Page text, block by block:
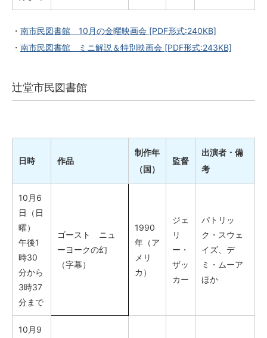
・ 南市民図書館 10月の金曜映画会 [PDF形式:240KB]
・ 南市民図書館 ミニ解説＆特別映画会 [PDF形式:243KB]
辻堂市民図書館
日時 作品
制作年
（国）
監督
出演者・備
考
10月6
日（日
曜）
午後1
時30
分から
3時37
分まで
ゴースト ニュ
ーヨークの幻
（字幕）
1990
年（ア
メリ
カ）
ジェ
リ
ー・
ザッ
カー
パトリッ
ク・スウェ
イズ、デ
ミ・ムーア
ほか
10月9